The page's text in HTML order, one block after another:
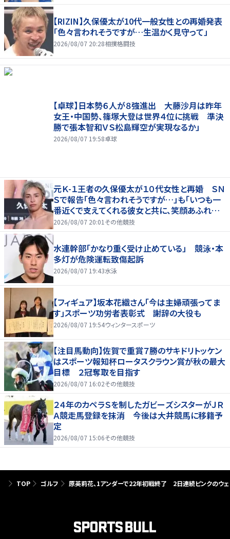
【RIZIN】久保優太が10代一般女性との再婚発表
「色々言われそうですが…生温かく見守って」
2026/08/07 20:28相撲格闘技
【卓球】日本勢６人が８強進出 大藤沙月は昨年
女王・中国勢、篠塚大登は世界４位に挑戦 準決
勝で張本智和ＶＳ松島輝空が実現なるか」
2026/08/07 19:58卓球
元Ｋ-１王者の久保優太が１０代女性と再婚 ＳＮ
Ｓで報告「色々言われそうですが…」も「いつも一
番近くで支えてくれる彼女と共に、笑顔あふれる
家庭を築いていきたい」
2026/08/07 20:01 その他競技
水連幹部「かなり重く受け止めている」 競泳・本
多灯が危険運転致傷起訴
2026/08/07 19:43水泳
【フィギュア】坂本花織さん「今は主婦頑張ってま
す」スポーツ功労者表彰式 謝辞の大役も
2026/08/07 19:54ウィンタースポーツ
【注目馬動向】佐賀で重賞７勝のサキドリトッケン
はスポーツ報知杯ロータスクラウン賞が秋の最大
目標 ２冠奪取を目指す
2026/08/07 16:02その他競技
２４年のカペラＳを制したガビーズシスターがＪＲ
Ａ競走馬登録を抹消 今後は大井競馬に移籍予
定
2026/08/07 15:06その他競技
TOP ゴルフ 原英莉花、1アンダーで22年初戦終了 2日連続ピンクのウェ